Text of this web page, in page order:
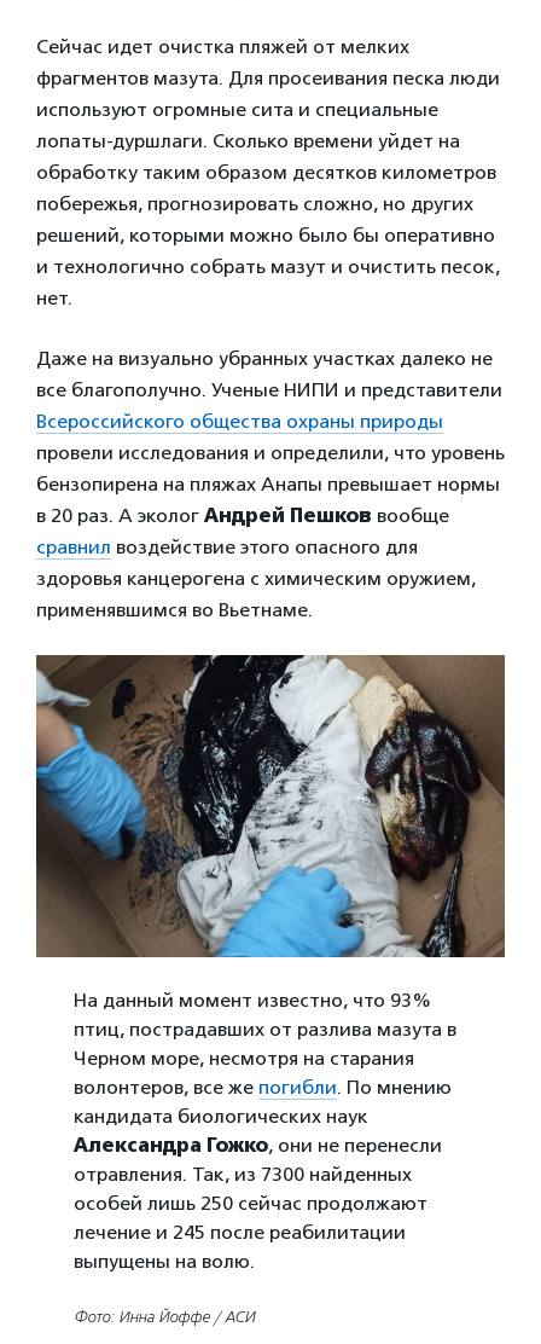
Сейчас идет очистка пляжей от мелких
фрагментов мазута. Для просеивания песка люди
используют огромные сита и специальные
лопаты-дуршлаги. Сколько времени уйдет на
обработку таким образом десятков километров
побережья, прогнозировать сложно, но других
решений, которыми можно было бы оперативно
и технологично собрать мазут и очистить песок,
нет.
Даже на визуально убранных участках далеко не
все благополучно. Ученые НИПИ и представители
Всероссийского общества охраны природы
провели исследования и определили, что уровень
бензопирена на пляжах Анапы превышает нормы
в 20 раз. А эколог Андрей Пешков вообще
сравнил воздействие этого опасного для
здоровья канцерогена с химическим оружием,
применявшимся во Вьетнаме.
На данный момент известно, что 93%
птиц, пострадавших от разлива мазута в
Черном море, несмотря на старания
волонтеров, все же погибли. По мнению
кандидата биологических наук
Александра Гожко, они не перенесли
отравления. Так, из 7300 найденных
особей лишь 250 сейчас продолжают
лечение и 245 после реабилитации
выпущены на волю.
Фото: Инна Йоффе / АСИ